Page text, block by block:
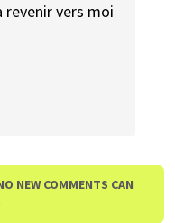
revenir vers moi
NEW COMMENTS CAN